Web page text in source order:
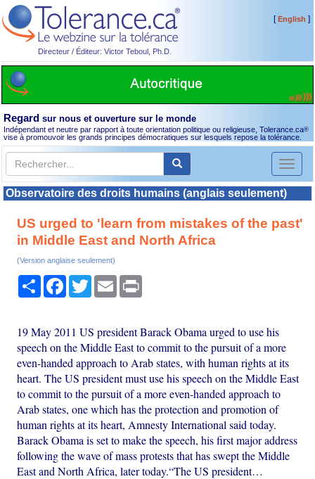
Directeur / Éditeur: Victor Teboul, Ph.D.
[English ]
Regard sur nous et ouverture sur le monde
Indépendant et neutre par rapport à toute orientation politique ou religieuse, Tolerance.ca®
vise à promouvoir les grands principes démocratiques sur lesquels repose la tolérance.
Toggle
Observatoire des droits humains (anglais seulement)
US urged to 'learn from mistakes of the past'
in Middle East and North Africa
(Version anglaise seulement)
PartagerFacebook
TwitterEmail
19 May 2011 US president Barack Obama urged to use his
speech on the Middle East to commit to the pursuit of a more
even-handed approach to Arab states, with human rights at its
heart. The US president must use his speech on the Middle East
to commit to the pursuit of a more even-handed approach to
Arab states, one which has the protection and promotion of
human rights at its heart, Amnesty International said today.
Barack Obama is set to make the speech, his first major address
following the wave of mass protests that has swept the Middle
East and North Africa, later today.“The US president…